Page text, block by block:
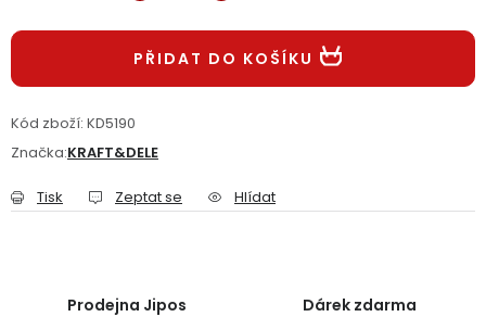
Obchodní podmínky Reklamační řád
Podmínky ochrany osobních údajů
PŘIDAT DO KOŠÍKU
Kód zboží: KD5190
Značka:KRAFT&DELE
Tisk Zeptat se Hlídat
Prodejna Jipos Dárek zdarma